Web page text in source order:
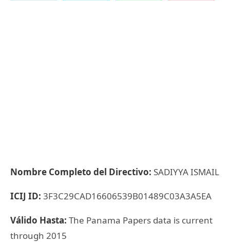
Nombre Completo del Directivo: SADIYYA ISMAIL
ICIJ ID: 3F3C29CAD16606539B01489C03A3A5EA
Válido Hasta: The Panama Papers data is current
through 2015